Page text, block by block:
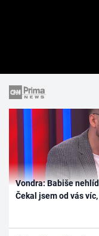
Vondra: Babiše
Čekal jsem od vás